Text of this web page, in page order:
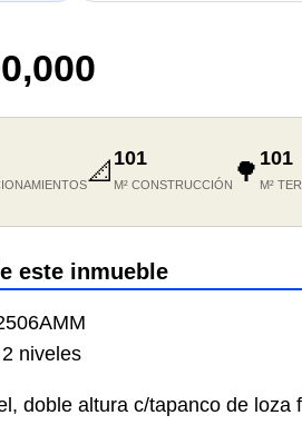
📐 101
M² CONSTRUCCIÓN 🌳 101
M²
este inmueble
niveles
doble altura c/tapanco de loza